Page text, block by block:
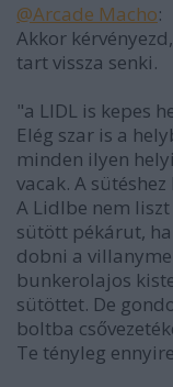
@Arcade Macho:
Akkor
tart vissza senki.
"a LIDL is kepes
Elég szar is a
minden ilyen
vacak. A
A Lidlbe nem
sütött pékárut,
dobni a
bunkerolajos
sütöttet. De
boltba
Te tényleg